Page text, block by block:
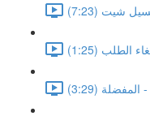
شيت (7:23)
الطلب (1:25)
(3:29)